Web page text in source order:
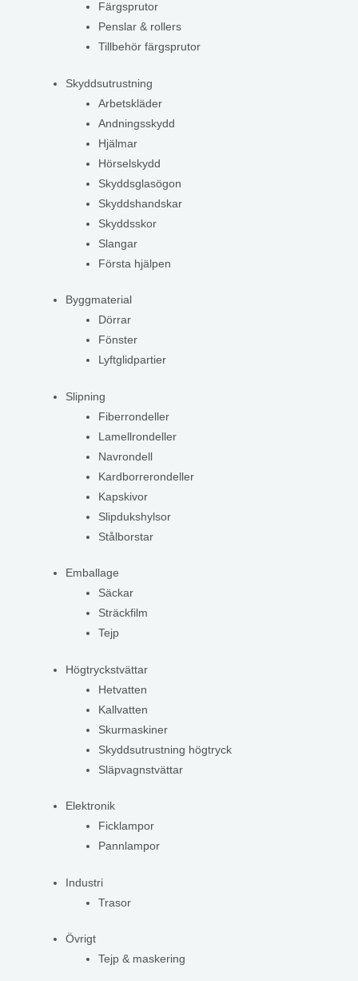
Färgsprutor
Penslar & rollers
Tillbehör färgsprutor
Skyddsutrustning
Arbetskläder
Andningsskydd
Hjälmar
Hörselskydd
Skyddsglasögon
Skyddshandskar
Skyddsskor
Slangar
Första hjälpen
Byggmaterial
Dörrar
Fönster
Lyftglidpartier
Slipning
Fiberrondeller
Lamellrondeller
Navrondell
Kardborrerondeller
Kapskivor
Slipdukshylsor
Stålborstar
Emballage
Säckar
Sträckfilm
Tejp
Högtryckstvättar
Hetvatten
Kallvatten
Skurmaskiner
Skyddsutrustning högtryck
Släpvagnstvättar
Elektronik
Ficklampor
Pannlampor
Industri
Trasor
Övrigt
Tejp & maskering